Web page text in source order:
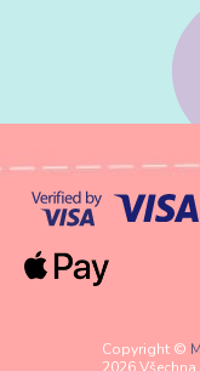
Copyright ©
2026